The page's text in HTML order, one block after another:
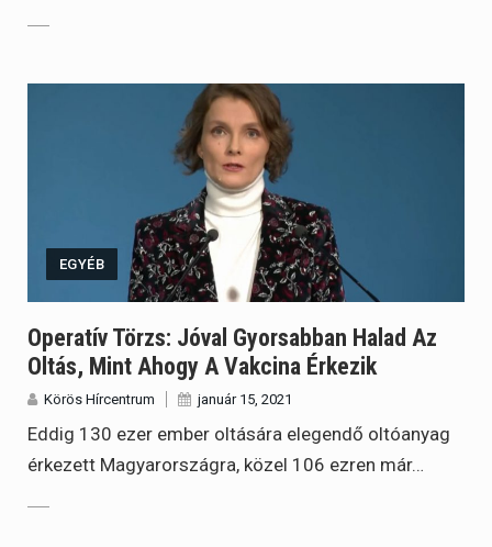
EGYÉB
Operatív Törzs: Jóval Gyorsabban Halad Az
Oltás, Mint Ahogy A Vakcina Érkezik
Körös Hírcentrum január 15, 2021
Eddig 130 ezer ember oltására elegendő oltóanyag
érkezett Magyarországra, közel 106 ezren már…